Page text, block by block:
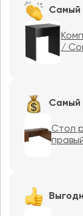
Самый
/
Самый
Стол